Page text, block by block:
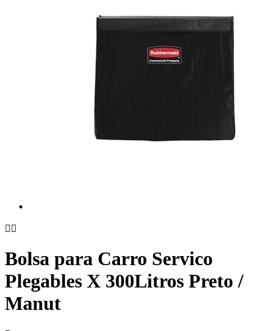
 
Bolsa para Carro Servico
Plegables X 300Litros Preto /
Manut